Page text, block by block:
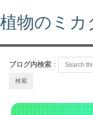
植物のミカ
ブログ内検索 ：